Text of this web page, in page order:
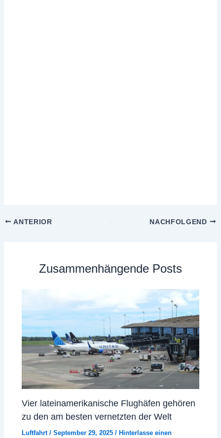
ANTERIOR NACHFOLGEND
Zusammenhängende Posts
Vier lateinamerikanische Flughäfen gehören
zu den am besten vernetzten der Welt
Luftfahrt/September 29, 2025/ Hinterlasse einen